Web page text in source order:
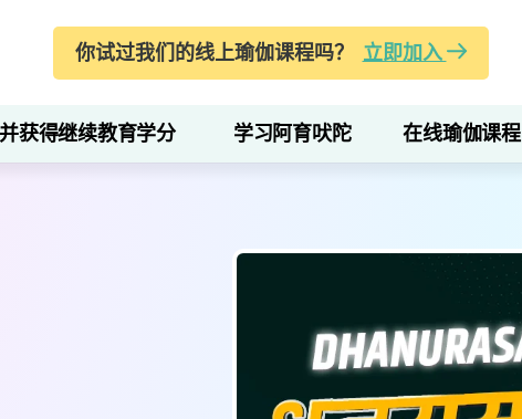
你试过我们的线上瑜伽课程吗？ 立即加入
获得继续教育学分 学习阿育吠陀 在线瑜伽课程